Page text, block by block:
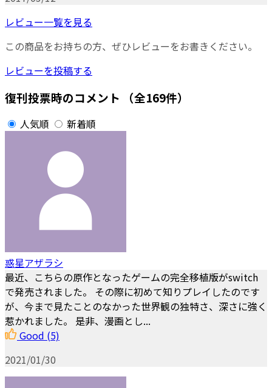
レビュー一覧を見る
この商品をお持ちの方、ぜひレビューをお書きください。
レビューを投稿する
復刊投票時のコメント （全169件）
人気順 新着順
惑星アザラシ
最近、こちらの原作となったゲームの完全移植版がswitch
で発売されました。 その際に初めて知りプレイしたのです
が、今まで見たことのなかった世界観の独特さ、深さに強く
惹かれました。 是非、漫画とし...
Good (5)
2021/01/30